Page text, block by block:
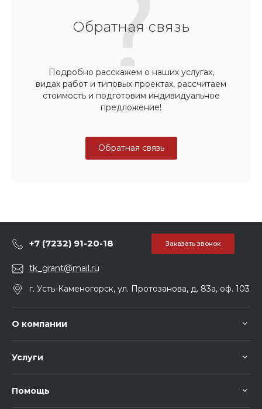
Обратная связь
Подробно расскажем о наших услугах,
видах работ и типовых проектах, рассчитаем
стоимость и подготовим индивидуальное
предложение!
Обратная связь
+7 (7232) 91-20-18 Заказать звонок
tk_grant@mail.ru
г. Усть-Каменогорск, ул. Протозанова, д. 83а, оф. 103
О компании
Услуги
Помощь